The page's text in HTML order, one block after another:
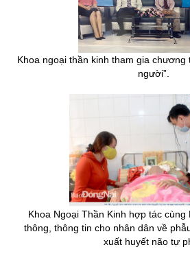
Khoa ngoại thần kinh tham gia chương
người”.
Khoa Ngoại Thần Kinh hợp tác
thông, thông tin cho nhân dân về
xuất huyết não tự